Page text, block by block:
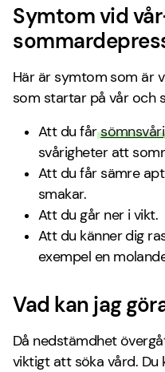
Symtom vid
Här är symtom som är
som startar på vår och
Att du får
svårigheter att
Att du får sämre
smakar.
Att du går ner i vikt.
Att du känner dig
exempel en
Vad kan jag
Då nedstämdhet
viktigt att söka vård. Du